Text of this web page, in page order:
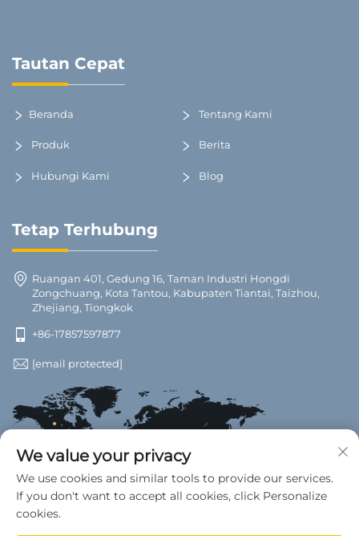
Tautan Cepat
Beranda Tentang Kami
Produk Berita
Hubungi Kami Blog
Tetap Terhubung
Ruangan 401, Gedung 16, Taman Industri Hongdi
Zongchuang, Kota Tantou, Kabupaten Tiantai, Taizhou,
Zhejiang, Tiongkok
+86-17857597877
[email protected]
We value your privacy
We use cookies and similar tools to provide our services.
If you don't want to accept all cookies, click Personalize
cookies.